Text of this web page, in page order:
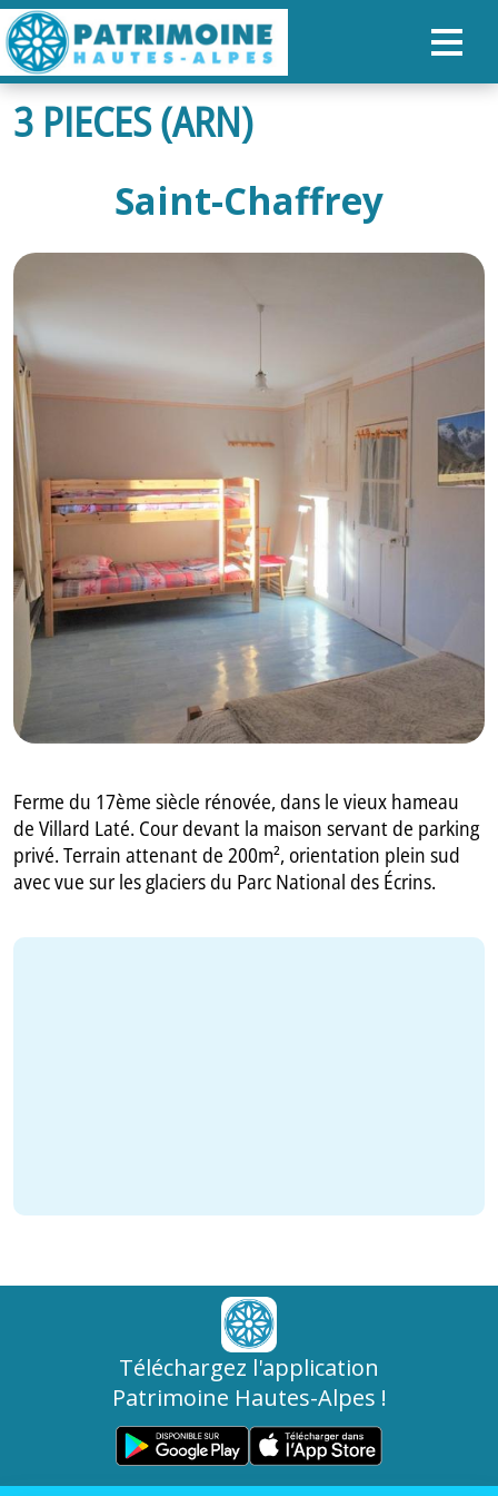
ACCUEIL
NOS PARCOURS
PATRIMOINE
RANDONNÉES
ORGANISER SON SÉJOUR
FR
GB
IT
3 PIECES (ARN)
Saint-Chaffrey
Ferme du 17ème siècle rénovée, dans le vieux hameau
de Villard Laté. Cour devant la maison servant de parking
privé. Terrain attenant de 200m², orientation plein sud
avec vue sur les glaciers du Parc National des Écrins.
Téléchargez l'application
Patrimoine Hautes-Alpes !